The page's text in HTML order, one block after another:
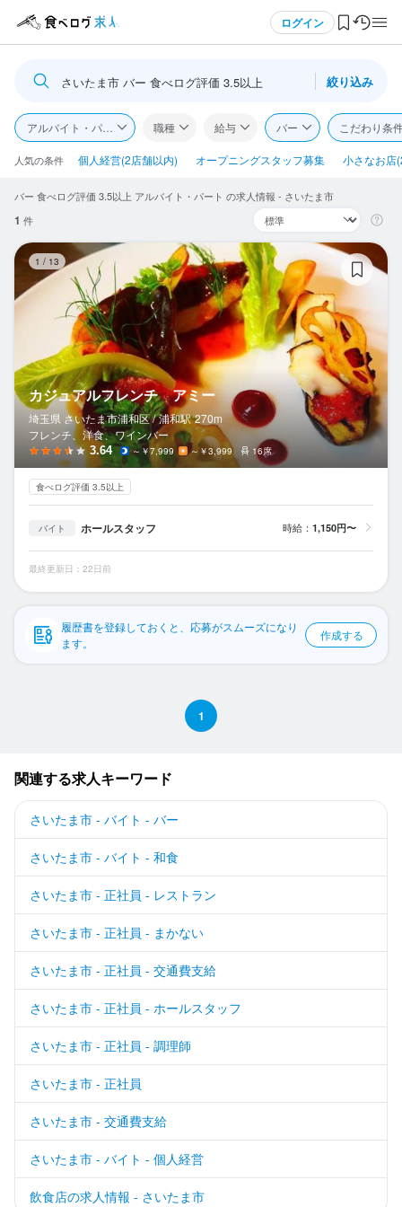
ログイン
ログイン・無料会員登録
食べログ求人TOP
求人検索
閲覧履歴
気になる求人
検索履歴・保存した条件
応募履歴
WEB履歴書
スカウト・メルマガ受信設定
ヘルプ・お問い合わせフォーム
掲載をご検討の店舗様へ
食べログ求人PRESS
プライバシーポリシー
さいたま市 バー 食べログ評価 3.5以上 絞り込み
アルバイト・パート 職種 給与 バー こだわり条
人気の条件 個人経営(2店舗以内) オープニングスタッフ募集 小さなお店
バー 食べログ評価 3.5以上 アルバイト・パート の求人情報 - さいたま市
1 件
1 / 13
カジュアルフレンチ アミー
埼玉県 さいたま市浦和区 / 浦和駅 270m
フレンチ、洋食、ワインバー
3.64 ～￥7,999 ～￥3,999 16席
食べログ評価 3.5以上
バイト ホールスタッフ 時給： 1,150円〜
最終更新日：22日前
履歴書を登録しておくと、応募がスムーズになり
ます。
作成する
1
関連する求人キーワード
さいたま市 - バイト - バー
さいたま市 - バイト - 和食
さいたま市 - 正社員 - レストラン
さいたま市 - 正社員 - まかない
さいたま市 - 正社員 - 交通費支給
さいたま市 - 正社員 - ホールスタッフ
さいたま市 - 正社員 - 調理師
さいたま市 - 正社員
さいたま市 - 交通費支給
さいたま市 - バイト - 個人経営
飲食店の求人情報 - さいたま市